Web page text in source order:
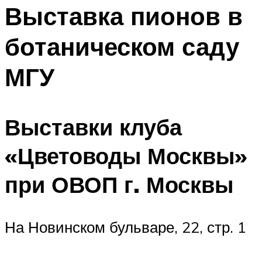
Выставка пионов в
ботаническом саду
МГУ
Выставки клуба
«Цветоводы Москвы»
при ОВОП г. Москвы
На Новинском бульваре, 22, стр. 1